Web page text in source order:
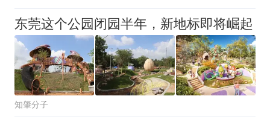
东莞这个公园闭园半年，新地标即将崛起
知肇分子